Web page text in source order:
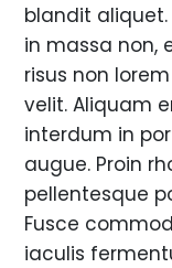
blandit
in massa non,
risus non
velit. Aliquam
interdum in
augue. Proin
pellentesque
Fusce
iaculis